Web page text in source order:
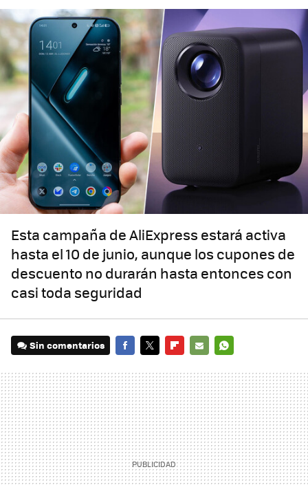
Esta campaña de AliExpress estará activa
hasta el 10 de junio, aunque los cupones de
descuento no durarán hasta entonces con
casi toda seguridad
Sin comentarios
MAIL